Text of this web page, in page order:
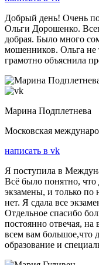
Добрый день! Очень
Ольги Дорошенко.
добрая. Было много
мошенников. Ольга
грамотно объяснила
Марина Подплетнева
Московская
написать в vk
Я поступила в
Всё было понятно, что
экзамены, и только
нет. Я сдала все
Отдельное спасибо
постоянно отвечая, на
всем вам большое,что
образование и